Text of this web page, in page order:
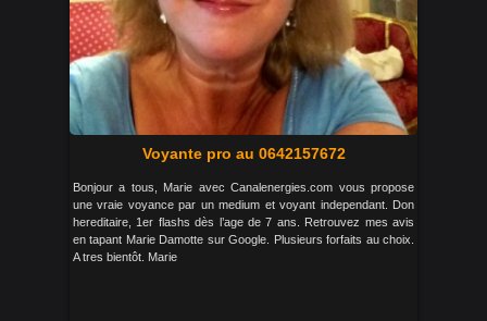
Voyante pro au 0642157672
Bonjour a tous, Marie avec Canalenergies.com vous propose
une vraie voyance par un medium et voyant independant. Don
hereditaire, 1er flashs dès l’age de 7 ans. Retrouvez mes avis
en tapant Marie Damotte sur Google. Plusieurs forfaits au choix.
A tres bientôt. Marie